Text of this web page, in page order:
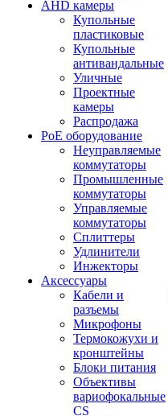
AHD камеры
Купольные
пластиковые
Купольные
антивандальные
Уличные
Проектные
камеры
Распродажа
PoE оборудование
Неуправляемые
коммутаторы
Промышленные
коммутаторы
Управляемые
коммутаторы
Сплиттеры
Удлинители
Инжекторы
Аксессуары
Кабели и
разъемы
Микрофоны
Термокожухи и
кронштейны
Блоки питания
Объективы
вариофокальные
CS